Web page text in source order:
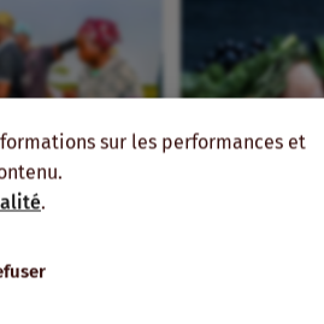
sur les performances et
.